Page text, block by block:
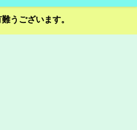
うございます。